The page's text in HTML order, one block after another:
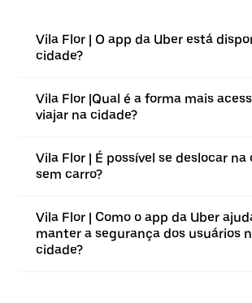
Vila Flor | O app da Uber está
cidade?
Vila Flor |⁠Qual é a forma mais
viajar na cidade?
Vila Flor | É possível se deslocar na
sem carro?
Vila Flor | Como o app da Uber
manter a segurança dos usuários
cidade?